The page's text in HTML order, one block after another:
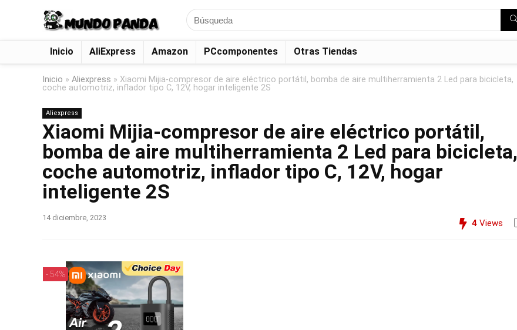
Search
for:
Inicio AliExpress Amazon PCcomponentes Otras Tiendas
Inicio » Aliexpress » Xiaomi Mijia-compresor de aire eléctrico portátil, bomba de aire multiherramienta 2 Led para bicicleta,
coche automotriz, inflador tipo C, 12V, hogar inteligente 2S
Aliexpress
Xiaomi Mijia-compresor de aire eléctrico portátil,
bomba de aire multiherramienta 2 Led para bicicleta,
coche automotriz, inflador tipo C, 12V, hogar
inteligente 2S
14 diciembre, 2023
4 Views
- 54%